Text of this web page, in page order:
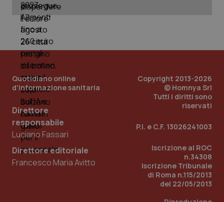
Quotidiano online
d'informazione sanitaria
Direttore
responsabile
Luciano Fassari
Direttore editoriale
Francesco Maria Avitto
Copyright 2013-2026
© Homnya Srl
Tutti i diritti sono
riservati
P.I. e C.F. 13026241003
Iscrizione al ROC
n.34308
Iscrizione Tribunale
di Roma n.115/2013
del 22/05/2013
tracking-sites-ironfish-
tracking-enable
tracking-sites-ironfish-
session-id
2
_ga
.quotidianosanita.it
mese